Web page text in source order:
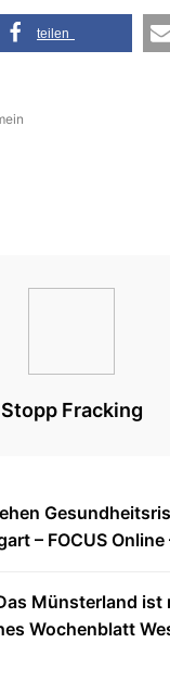
teilen
Stopp Fracking
– FOCUS
Münsterland ist
Wochenblatt